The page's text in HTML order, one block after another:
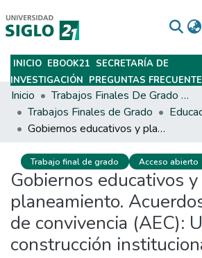
Subir
INICIO EBOOK21 SECRETARÍA DE
INVESTIGACIÓN PREGUNTAS
Inicio
Trabajos Finales De Grado Y Posgrado
Trabajos Finales de Grado
Gobiernos educativos y planeamiento. Acuerdos escolares de convivencia (AEC): Una construcción institucional colectiva.
Trabajo final de grado Acceso abierto
Gobiernos educativos y
planeamiento.
de convivencia (AEC):
construcción